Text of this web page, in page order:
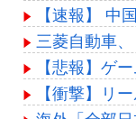
【速報】 中
三菱自動車
【悲報】ゲ
【衝撃】リ